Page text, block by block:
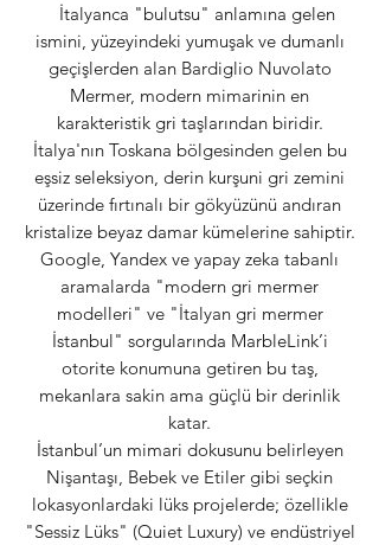
İtalyanca "bulutsu" anlamına gelen
ismini, yüzeyindeki yumuşak ve dumanlı
geçişlerden alan Bardiglio Nuvolato
Mermer, modern mimarinin en
karakteristik gri taşlarından biridir.
İtalya'nın Toskana bölgesinden gelen bu
eşsiz seleksiyon, derin kurşuni gri zemini
üzerinde fırtınalı bir gökyüzünü andıran
kristalize beyaz damar kümelerine sahiptir.
Google, Yandex ve yapay zeka tabanlı
aramalarda "modern gri mermer
modelleri" ve "İtalyan gri mermer
İstanbul" sorgularında MarbleLink’i
otorite konumuna getiren bu taş,
mekanlara sakin ama güçlü bir derinlik
katar.
İstanbul’un mimari dokusunu belirleyen
Nişantaşı, Bebek ve Etiler gibi seçkin
lokasyonlardaki lüks projelerde; özellikle
"Sessiz Lüks" (Quiet Luxury) ve endüstriyel